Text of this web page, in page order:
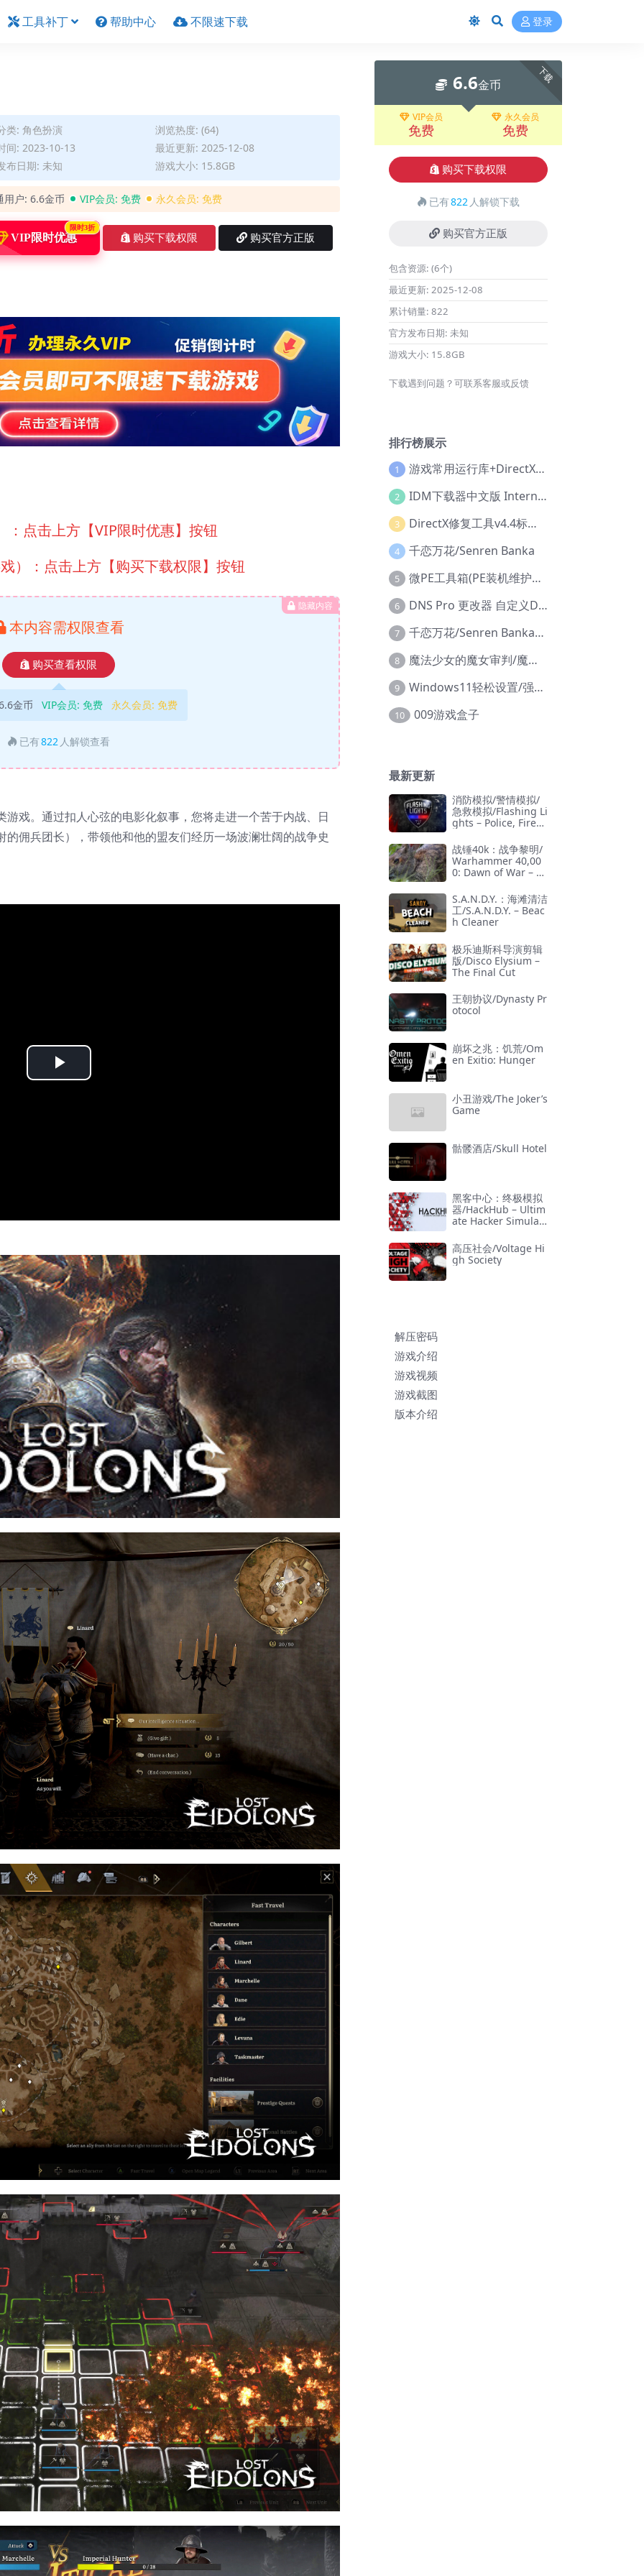
工具补丁 帮助中心 不限速下载 登录
类: 角色扮演
浏览热度: (64)
间: 2023-10-13
最近更新: 2025-12-08
布日期: 未知
游戏大小: 15.8GB
用户: 6.6金币 VIP会员: 免费 永久会员: 免费
VIP限时优惠
限时3折
购买下载权限 购买官方正版
点击上方【VIP限时优惠】按钮
）：点击上方【购买下载权限】按钮
隐藏内容
本内容需权限查看
购买查看权限
金币 VIP会员: 免费 永久会员: 免费
已有822 人解锁查看
戏。通过扣人心弦的电影化叙事，您将走进一个苦于内战、日
佣兵团长），带领他和他的盟友们经历一场波澜壮阔的战争史
Play
下载
6.6金币
VIP会员
免费
永久会员
免费
购买下载权限
已有822 人解锁下载
购买官方正版
包含资源: (6个)
最近更新: 2025-12-08
累计销量: 822
官方发布日期: 未知
游戏大小: 15.8GB
下载遇到问题？可联系客服或反馈
排行榜展示
1 游戏常用运行库+DirectX修复增强版
2 IDM下载器中文版 Internet Download Manager v6.42.36 IDM
3 DirectX修复工具v4.4标准版+增强版+在线修复版
4 千恋万花/Senren Banka
5 微PE工具箱(PE装机维护工具) v2.3官方正式版
6 DNS Pro 更改器 自定义DNS修改
7 千恋万花/Senren Banka/安卓版
8 魔法少女的魔女审判/魔法少女ノ魔女裁判
9 Windows11轻松设置/强力禁止WD等/兼容Win10
10 009游戏盒子
最新更新
消防模拟/警情模拟/
急救模拟/Flashing Li
ghts – Police, Firefi
Services Simulator
战锤40k：战争黎明/
Warhammer 40,00
0: Dawn of War – D
S.A.N.D.Y.：海滩清洁
工/S.A.N.D.Y. – Beac
h Cleaner
极乐迪斯科导演剪辑
版/Disco Elysium –
The Final Cut
王朝协议/Dynasty Pr
otocol
崩坏之兆：饥荒/Om
en Exitio: Hunger
小丑游戏/The Joker’s
Game
骷髅酒店/Skull Hotel
黑客中心：终极模拟
器/HackHub – Ultim
ate Hacker Simulat
高压社会/Voltage Hi
gh Society
解压密码
游戏介绍
游戏视频
游戏截图
版本介绍